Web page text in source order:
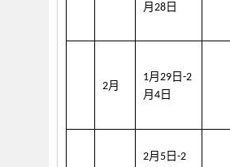
月28 日
2月
1月29 日-2
月4 日
2月 5 日-2